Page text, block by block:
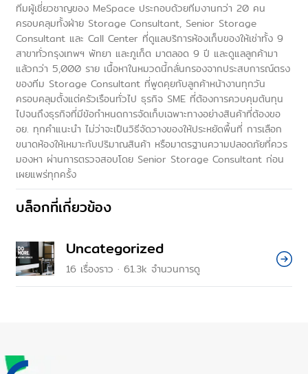
ทีมผู้เชี่ยวชาญของ MeSpace ประกอบด้วยทีมงานกว่า 20 คน
ครอบคลุมทั้งฝ่าย Storage Consultant, Senior Storage
Consultant และ Call Center ที่ดูแลบริการห้องเก็บของให้เช่าทั้ง 9
สาขาทั่วกรุงเทพฯ พัทยา และภูเก็ต มาตลอด 9 ปี และดูแลลูกค้ามา
แล้วกว่า 5,000 ราย เนื้อหาในหมวดนี้กลั่นกรองจากประสบการณ์ตรง
ของทีม Storage Consultant ที่พูดคุยกับลูกค้าหน้างานทุกวัน
ครอบคลุมตั้งแต่ครัวเรือนทั่วไป ธุรกิจ SME ที่ต้องการควบคุมต้นทุน
ไปจนถึงธุรกิจที่มีข้อกำหนดการจัดเก็บเฉพาะทางอย่างสินค้าที่ต้องขอ
อย. ทุกคำแนะนำ ไม่ว่าจะเป็นวิธีจัดวางของให้ประหยัดพื้นที่ การเลือก
ขนาดห้องให้เหมาะกับปริมาณสินค้า หรือมาตรฐานความปลอดภัยที่ควร
มองหา ผ่านการตรวจสอบโดย Senior Storage Consultant ก่อน
เผยแพร่ทุกครั้ง
บล็อกที่เกี่ยวข้อง
Uncategorized
16 เรื่องราว · 61.3k จำนวนการดู